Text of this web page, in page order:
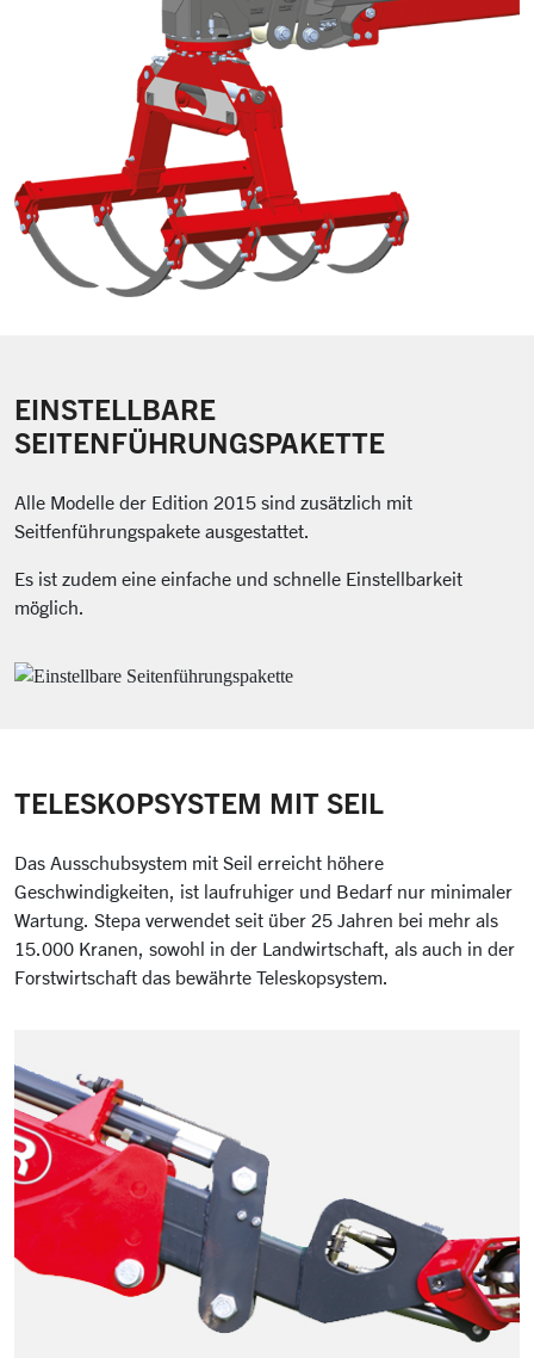
EINSTELLBARE
SEITENFÜHRUNGSPAKETTE
Alle Modelle der Edition 2015 sind zusätzlich mit
Seitfenführungspakete ausgestattet.
Es ist zudem eine einfache und schnelle Einstellbarkeit
möglich.
TELESKOPSYSTEM MIT SEIL
Das Ausschubsystem mit Seil erreicht höhere
Geschwindigkeiten, ist laufruhiger und Bedarf nur minimaler
Wartung. Stepa verwendet seit über 25 Jahren bei mehr als
15.000 Kranen, sowohl in der Landwirtschaft, als auch in der
Forstwirtschaft das bewährte Teleskopsystem.